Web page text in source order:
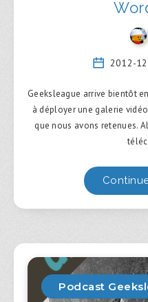
2012-
Geeksleague arrive bientôt
à déployer une galerie
que nous avons retenues.
Podcast